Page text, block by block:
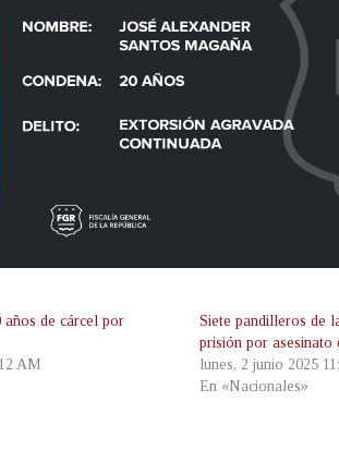
años de cárcel por
AM
Siete pandilleros de
prisión por asesinato
lunes, 2 junio 2025
En «Nacionales»